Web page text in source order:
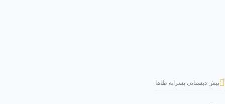
پیش دبستانی پسرانه طاها